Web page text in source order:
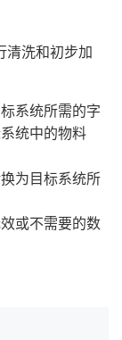
清洗和初步加
系统所需的字
统中的物料
为目标系统所
或不需要的数